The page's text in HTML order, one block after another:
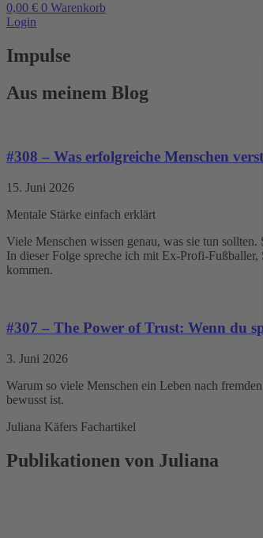
0,00 € 0 Warenkorb
Login
Impulse
Aus meinem Blog
#308 – Was erfolgreiche Menschen
15. Juni 2026
Mentale Stärke einfach erklärt
Viele Menschen wissen genau, was sie tun sollten.
In dieser Folge spreche ich mit Ex-Profi-
kommen.
#307 – The Power of Trust: Wenn du
3. Juni 2026
Warum so viele Menschen ein Leben nach
bewusst ist.
Juliana Käfers Fachartikel
Publikationen von Juliana